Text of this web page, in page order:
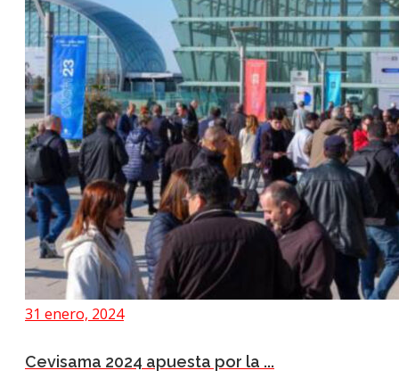
31 enero, 2024
Cevisama 2024 apuesta por la ...